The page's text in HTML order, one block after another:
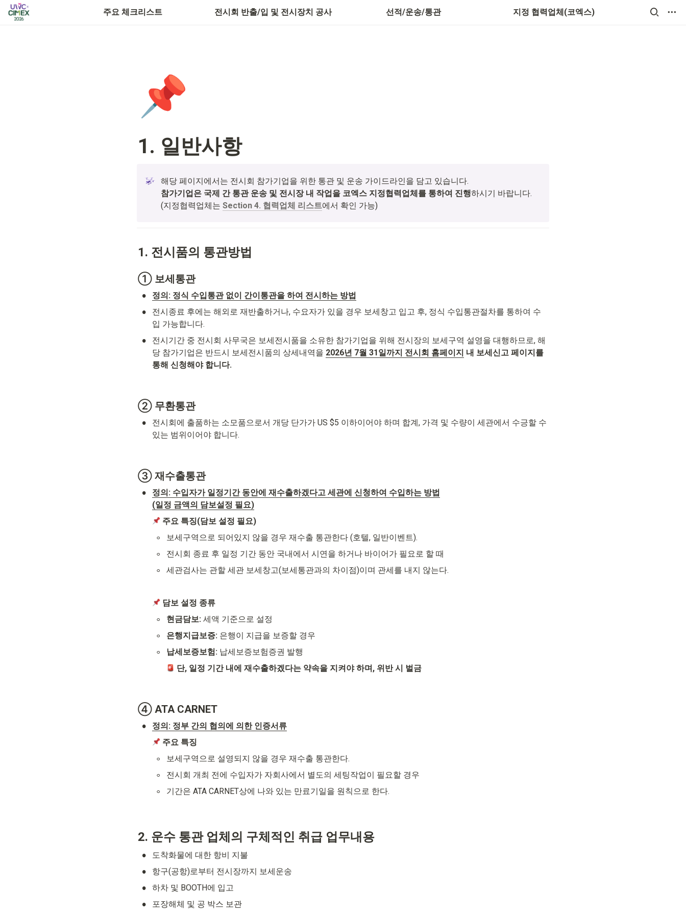
주요 체크리스트 전시회 반출/입 및 전시장치 공사 선적/운송/통관 지정 협력업체(코엑스)
자주 하는 질문(FAQ) 기타사항
📌
1. 일반사항
참가기업은 국제 간 통관 운송 및 전시장 내 작업을 코엑스 지정협력업체를 통하여 진행하시기 바랍니다.
(지정협력업체는 Section 4. 협력업체 리스트에서 확인 가능)
1. 전시품의 통관방법
① 보세통관
• 정의: 정식 수입통관 없이 간이통관을 하여 전시하는 방법
•
전시종료 후에는 해외로 재반출하거나, 수요자가 있을 경우 보세창고 입고 후, 정식 수입통관절차를 통하여 수
입 가능합니다.
•
전시기간 중 전시회 사무국은 보세전시품을 소유한 참가기업을 위해 전시장의 보세구역 설영을 대행하므로, 해
당 참가기업은 반드시 보세전시품의 상세내역을 2026년 7월 31일까지 전시회 홈페이지 내 보세신고 페이지를
통해 신청해야 합니다.
② 무환통관
•
전시회에 출품하는 소모품으로서 개당 단가가 US $5 이하이어야 하며 합계, 가격 및 수량이 세관에서 수긍할 수
있는 범위이어야 합니다.
③ 재수출통관
•
정의: 수입자가 일정기간 동안에 재수출하겠다고 세관에 신청하여 수입하는 방법
(일정 금액의 담보설정 필요)
주요 특징(담보 설정 필요)
◦ 보세구역으로 되어있지 않을 경우 재수출 통관한다 (호텔, 일반이벤트).
◦ 전시회 종료 후 일정 기간 동안 국내에서 시연을 하거나 바이어가 필요로 할 때
◦ 세관검사는 관할 세관 보세창고(보세통관과의 차이점)이며 관세를 내지 않는다.
담보 설정 종류
◦ 현금담보: 세액 기준으로 설정
◦ 은행지급보증: 은행이 지급을 보증할 경우
◦ 납세보증보험: 납세보증보험증권 발행
단, 일정 기간 내에 재수출하겠다는 약속을 지켜야 하며, 위반 시 벌금
④ ATA CARNET
•
정의: 정부 간의 협의에 의한 인증서류
주요 특징
◦ 보세구역으로 설영되지 않을 경우 재수출 통관한다.
◦ 전시회 개최 전에 수입자가 자회사에서 별도의 세팅작업이 필요할 경우
◦ 기간은 ATA CARNET상에 나와 있는 만료기일을 원칙으로 한다.
2. 운수 통관 업체의 구체적인 취급 업무내용
• 도착화물에 대한 항비 지불
• 항구(공항)로부터 전시장까지 보세운송
• 하차 및 BOOTH에 입고
• 포장해체 및 공 박스 보관